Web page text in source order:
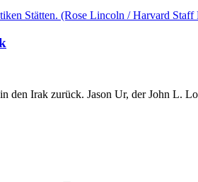
Irak zurück. Jason Ur, der John L.